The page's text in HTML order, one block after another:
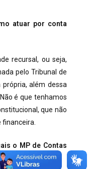
atuar por conta
recursal, ou seja,
pelo Tribunal de
além dessa
é que tenhamos
que não
o MP de Contas